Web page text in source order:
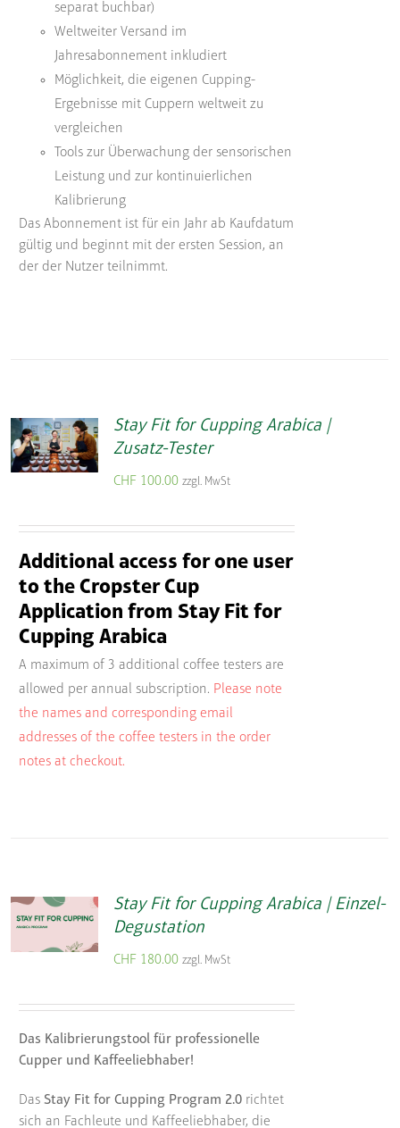
separat buchbar)
Weltweiter Versand im
Jahresabonnement inkludiert
Möglichkeit, die eigenen Cupping-
Ergebnisse mit Cuppern weltweit zu
vergleichen
Tools zur Überwachung der sensorischen
Leistung und zur kontinuierlichen
Kalibrierung
Das Abonnement ist für ein Jahr ab Kaufdatum
gültig und beginnt mit der ersten Session, an
der der Nutzer teilnimmt.
Stay Fit for Cupping Arabica |
Zusatz-Tester
CHF 100.00 zzgl. MwSt
Additional access for one user
to the Cropster Cup
Application from Stay Fit for
Cupping Arabica
A maximum of 3 additional coffee testers are
allowed per annual subscription. Please note
the names and corresponding email
addresses of the coffee testers in the order
notes at checkout.
Stay Fit for Cupping Arabica | Einzel-
Degustation
CHF 180.00 zzgl. MwSt
Das Kalibrierungstool für professionelle
Cupper und Kaffeeliebhaber!
Das Stay Fit for Cupping Program 2.0richtet
sich an Fachleute und Kaffeeliebhaber, die